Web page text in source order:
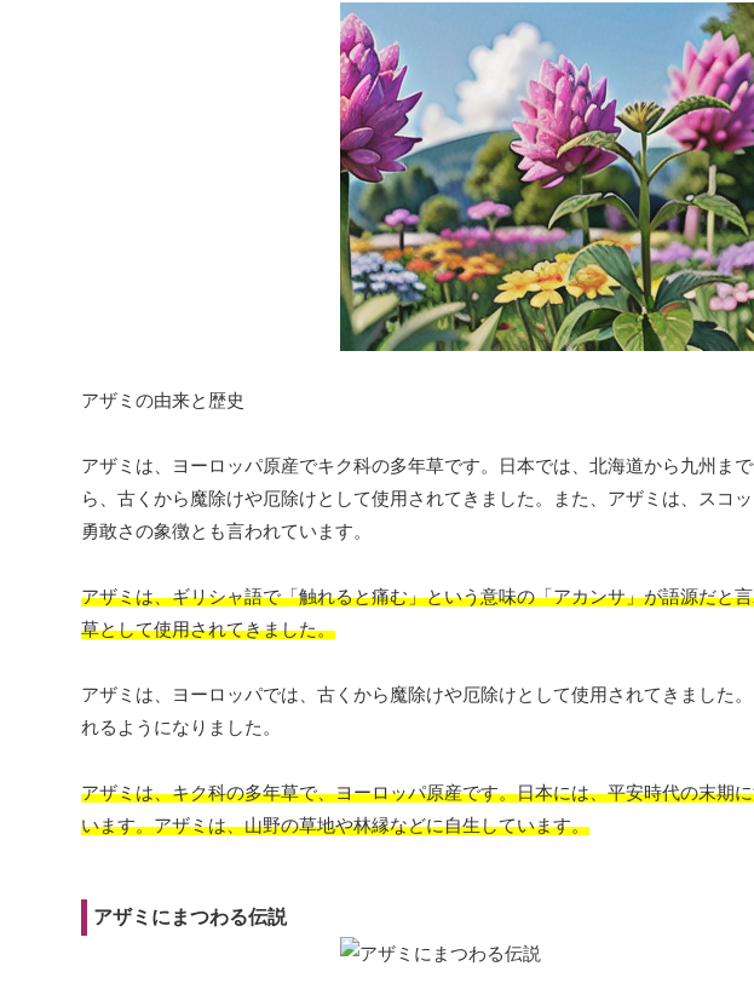
アザミの由来と歴史
アザミは、ヨーロッパ原産でキク科の多年草です。日本では、北海道から九州ま
ら、古くから魔除けや厄除けとして使用されてきました。また、アザミは、スコ
勇敢さの象徴とも言われています。
アザミは、ギリシャ語で「触れると痛む」という意味の「アカンサ」が語源だと
草として使用されてきました。
アザミは、ヨーロッパでは、古くから魔除けや厄除けとして使用されてきました
れるようになりました。
アザミは、キク科の多年草で、ヨーロッパ原産です。日本には、平安時代の末期
います。アザミは、山野の草地や林縁などに自生しています。
アザミにまつわる伝説